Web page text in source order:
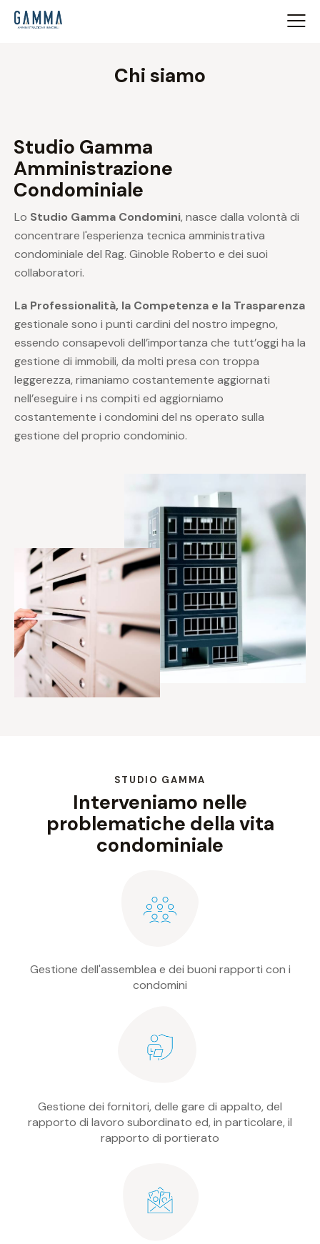
Chi siamo
Studio Gamma
Amministrazione
Condominiale
Lo Studio Gamma Condomini, nasce dalla volontà di
concentrare l'esperienza tecnica amministrativa
condominiale del Rag. Ginoble Roberto e dei suoi
collaboratori.
La Professionalità, la Competenza e la Trasparenza
gestionale sono i punti cardini del nostro impegno,
essendo consapevoli dell’importanza che tutt’oggi ha la
gestione di immobili, da molti presa con troppa
leggerezza, rimaniamo costantemente aggiornati
nell’eseguire i ns compiti ed aggiorniamo
costantemente i condomini del ns operato sulla
gestione del proprio condominio.
STUDIO GAMMA
Interveniamo nelle
problematiche della vita
condominiale
Gestione dell'assemblea e dei buoni rapporti con i
condomini
Gestione dei fornitori, delle gare di appalto, del
rapporto di lavoro subordinato ed, in particolare, il
rapporto di portierato